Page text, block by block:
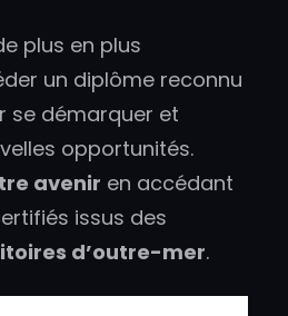
plus en plus
un diplôme reconnu
se démarquer et
opportunités.
avenir en accédant
issus des
d’outre-mer.